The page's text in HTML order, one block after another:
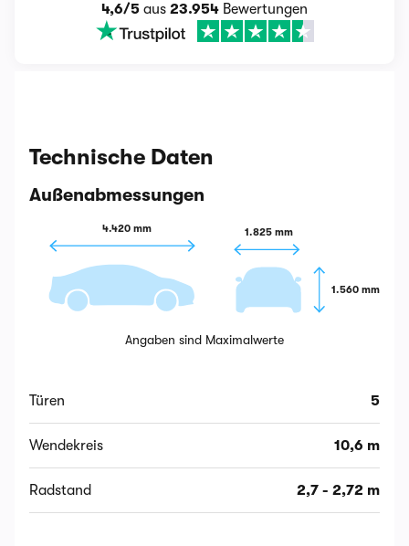
4,6/5 aus 23.954 Bewertungen
Technische Daten
Außenabmessungen
4.420 mm 1.825 mm
1.560 mm
Angaben sind Maximalwerte
Türen 5
Wendekreis 10,6 m
Radstand 2,7 - 2,72 m